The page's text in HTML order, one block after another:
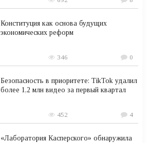
Конституция как основа будущих
экономических реформ
346 0
Безопасность в приоритете: TikTok удалил
более 1,2 млн видео за первый квартал
452 4
«Лаборатория Касперского» обнаружила